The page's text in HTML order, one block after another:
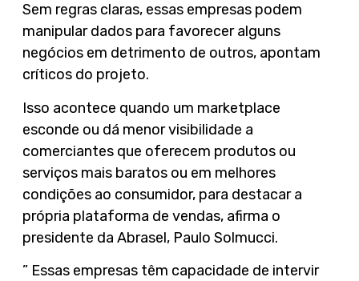
Sem regras claras, essas empresas podem
manipular dados para favorecer alguns
negócios em detrimento de outros, apontam
críticos do projeto.
Isso acontece quando um marketplace
esconde ou dá menor visibilidade a
comerciantes que oferecem produtos ou
serviços mais baratos ou em melhores
condições ao consumidor, para destacar a
própria plataforma de vendas, afirma o
presidente da Abrasel, Paulo Solmucci.
” Essas empresas têm capacidade de intervir